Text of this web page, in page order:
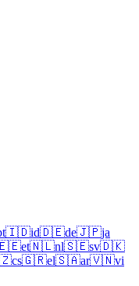
🇮🇩id🇩🇪de🇯🇵ja
et🇳🇱nl🇸🇪sv🇩🇰
cs🇬🇷el🇸🇦ar🇻🇳vi